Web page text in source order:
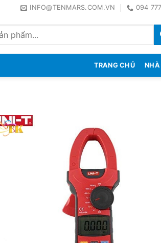
INFO@TENMARS.COM.VN 094
TRANG CHỦ NHÀ